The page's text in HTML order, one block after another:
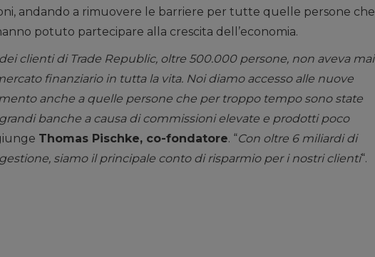
andando a rimuovere le barriere per tutte quelle persone che
potuto partecipare alla crescita dell’economia.
clienti di Trade Republic, oltre 500.000 persone, non aveva mai
finanziario in tutta la vita. Noi diamo accesso alle nuove
anche a quelle persone che per troppo tempo sono state
banche a causa di commissioni elevate e prodotti poco
Thomas Pischke, co-fondatore. “Con oltre 6 miliardi di
siamo il principale conto di risparmio per i nostri clienti“.